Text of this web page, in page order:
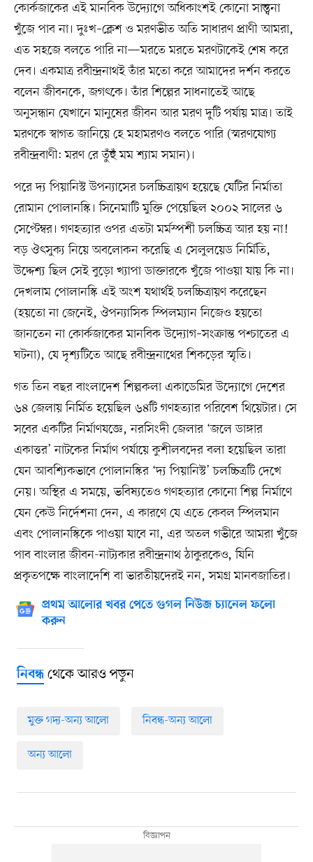
কোর্কজাকের এই মানবিক উদ্যোগে অধিকাংশই কোনো সান্ত্বনা
খুঁজে পাব না। দুঃখ–ক্লেশ ও মরণভীত অতি সাধারণ প্রাণী আমরা,
এত সহজে বলতে পারি না—মরতে মরতে মরণটাকেই শেষ করে
দেব। একমাত্র রবীন্দ্রনাথই তাঁর মতো করে আমাদের দর্শন করতে
বলেন জীবনকে, জগৎকে। তাঁর শিল্পের সাধনাতেই আছে
অনুসন্ধান যেখানে মানুষের জীবন আর মরণ দুটি পর্যায় মাত্র। তাই
মরণকে স্বাগত জানিয়ে হে মহামরণও বলতে পারি (স্মরণযোগ্য
রবীন্দ্রবাণী: মরণ রে তুঁহুঁ মম শ্যাম সমান)।
পরে দ্য পিয়ানিস্ট উপন্যাসের চলচ্চিত্রায়ণ হয়েছে যেটির নির্মাতা
রোমান পোলানস্কি। সিনেমাটি মুক্তি পেয়েছিল ২০০২ সালের ৬
সেপ্টেম্বর। গণহত্যার ওপর এতটা মর্মস্পর্শী চলচ্চিত্র আর হয় না!
বড় ঔৎসুক্য নিয়ে অবলোকন করেছি এ সেলুলয়েড নির্মিতি,
উদ্দেশ্য ছিল সেই বুড়ো খ্যাপা ডাক্তারকে খুঁজে পাওয়া যায় কি না।
দেখলাম পোলানস্কি এই অংশ যথার্থই চলচ্চিত্রায়ণ করেছেন
(হয়তো না জেনেই, ঔপন্যাসিক স্পিলম্যান নিজেও হয়তো
জানতেন না কোর্কজাকের মানবিক উদ্যোগ–সংক্রান্ত পশ্চাতের এ
ঘটনা), যে দৃশ্যটিতে আছে রবীন্দ্রনাথের শিকড়ের স্মৃতি।
গত তিন বছর বাংলাদেশ শিল্পকলা একাডেমির উদ্যোগে দেশের
৬৪ জেলায় নির্মিত হয়েছিল ৬৪টি গণহত্যার পরিবেশ থিয়েটার। সে
সবের একটির নির্মাণযজ্ঞে, নরসিংদী জেলার ‘জলে ডাঙ্গার
একাত্তর’ নাটকের নির্মাণ পর্যায়ে কুশীলবদের বলা হয়েছিল তারা
যেন আবশ্যিকভাবে পোলানস্কির ‘দ্য পিয়ানিস্ট’ চলচ্চিত্রটি দেখে
নেয়। অস্থির এ সময়ে, ভবিষ্যতেও গণহত্যার কোনো শিল্প নির্মাণে
যেন কেউ নির্দেশনা দেন, এ কারণে যে এতে কেবল স্পিলমান
এবং পোলানস্কিকে পাওয়া যাবে না, এর অতল গভীরে আমরা খুঁজে
পাব বাংলার জীবন-নাট্যকার রবীন্দ্রনাথ ঠাকুরকেও, যিনি
প্রকৃতপক্ষে বাংলাদেশি বা ভারতীয়দেরই নন, সমগ্র মানবজাতির।
প্রথম আলোর খবর পেতে গুগল নিউজ চ্যানেল ফলো
করুন
নিবন্ধথেকে আরও পড়ুন
মুক্ত গদ্য-অন্য আলো নিবন্ধ-অন্য আলো
অন্য আলো